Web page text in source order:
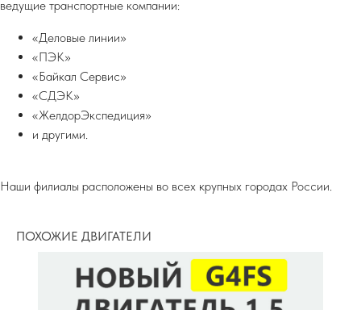
ведущие транспортные компании:
«Деловые линии»
«ПЭК»
«Байкал Сервис»
«СДЭК»
«ЖелдорЭкспедиция»
и другими.
Наши филиалы расположены во всех крупных городах России.
ПОХОЖИЕ ДВИГАТЕЛИ